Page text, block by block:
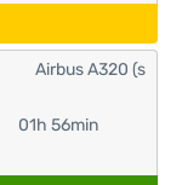
01h 56min
Airbus A320 (s